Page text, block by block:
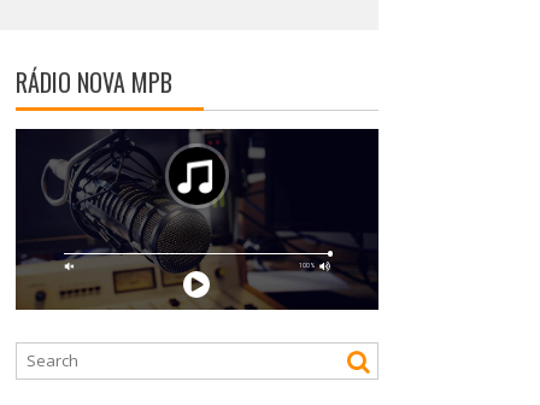
RÁDIO NOVA MPB